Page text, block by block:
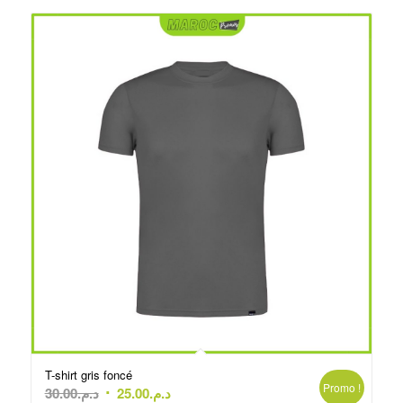
T-shirt gris foncé
د.م.30.00
Le
د.م.25.00
Le
Promo !